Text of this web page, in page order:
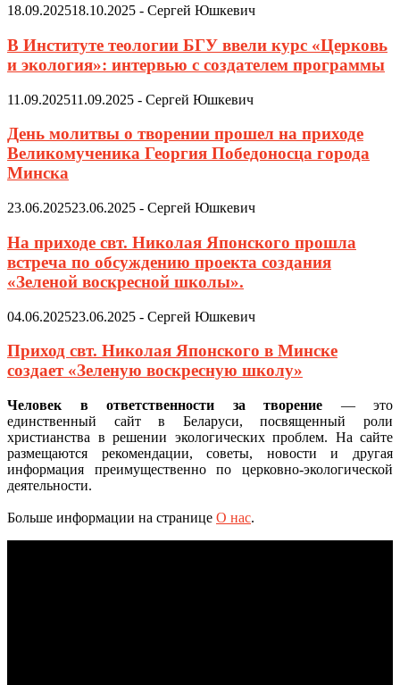
18.09.202518.10.2025 - Сергей Юшкевич
В Институте теологии БГУ ввели курс «Церковь
и экология»: интервью с создателем программы
11.09.202511.09.2025 - Сергей Юшкевич
День молитвы о творении прошел на приходе
Великомученика Георгия Победоносца города
Минска
23.06.202523.06.2025 - Сергей Юшкевич
На приходе свт. Николая Японского прошла
встреча по обсуждению проекта создания
«Зеленой воскресной школы».
04.06.202523.06.2025 - Сергей Юшкевич
Приход свт. Николая Японского в Минске
создает «Зеленую воскресную школу»
Человек в ответственности за творение — это
единственный сайт в Беларуси, посвященный роли
христианства в решении экологических проблем. На сайте
размещаются рекомендации, советы, новости и другая
информация преимущественно по церковно-экологической
деятельности.
Больше информации на странице О нас.